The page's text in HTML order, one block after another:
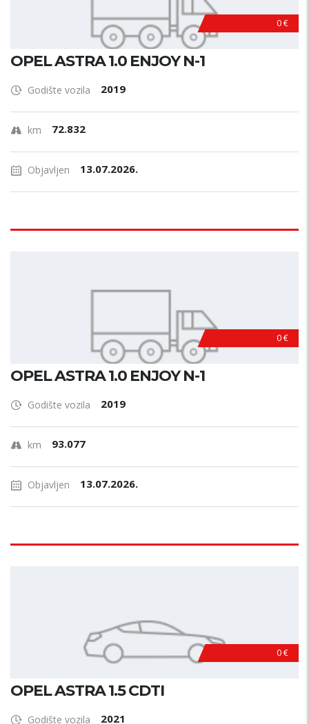
0 €
OPEL ASTRA 1.0 ENJOY N-1
Godište vozila 2019
km 72.832
Objavljen 13.07.2026.
0 €
OPEL ASTRA 1.0 ENJOY N-1
Godište vozila 2019
km 93.077
Objavljen 13.07.2026.
0 €
OPEL ASTRA 1.5 CDTI
Godište vozila 2021